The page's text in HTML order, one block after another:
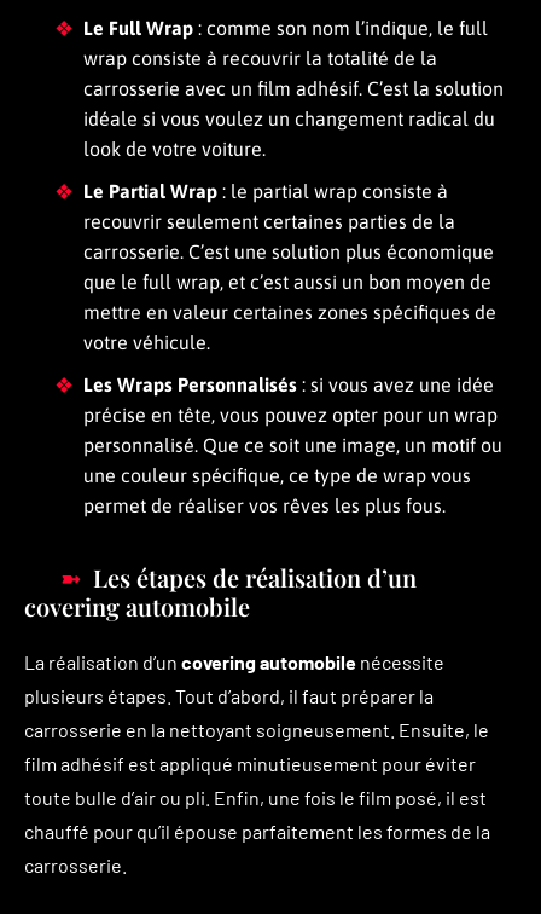
Le Full Wrap : comme son nom l’indique, le full
wrap consiste à recouvrir la totalité de la
carrosserie avec un film adhésif. C’est la solution
idéale si vous voulez un changement radical du
look de votre voiture.
Le Partial Wrap : le partial wrap consiste à
recouvrir seulement certaines parties de la
carrosserie. C’est une solution plus économique
que le full wrap, et c’est aussi un bon moyen de
mettre en valeur certaines zones spécifiques de
votre véhicule.
Les Wraps Personnalisés : si vous avez une idée
précise en tête, vous pouvez opter pour un wrap
personnalisé. Que ce soit une image, un motif ou
une couleur spécifique, ce type de wrap vous
permet de réaliser vos rêves les plus fous.
Les étapes de réalisation d’un
covering automobile
La réalisation d’un covering automobile nécessite
plusieurs étapes. Tout d’abord, il faut préparer la
carrosserie en la nettoyant soigneusement. Ensuite, le
film adhésif est appliqué minutieusement pour éviter
toute bulle d’air ou pli. Enfin, une fois le film posé, il est
chauffé pour qu’il épouse parfaitement les formes de la
carrosserie.